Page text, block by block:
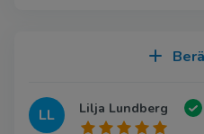
LL Lilja Lundberg